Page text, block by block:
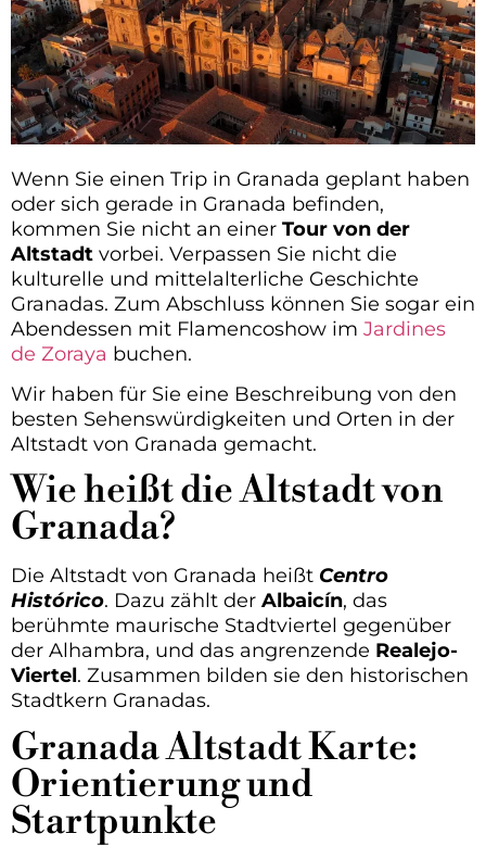
Wenn Sie einen Trip in Granada geplant haben
oder sich gerade in Granada befinden,
kommen Sie nicht an einer Tour von der
Altstadt vorbei. Verpassen Sie nicht die
kulturelle und mittelalterliche Geschichte
Granadas. Zum Abschluss können Sie sogar ein
Abendessen mit Flamencoshow im Jardines
de Zoraya buchen.
Wir haben für Sie eine Beschreibung von den
besten Sehenswürdigkeiten und Orten in der
Altstadt von Granada gemacht.
Wie heißt die Altstadt von
Granada?
Die Altstadt von Granada heißt Centro
Histórico. Dazu zählt der Albaicín, das
berühmte maurische Stadtviertel gegenüber
der Alhambra, und das angrenzende Realejo-
Viertel. Zusammen bilden sie den historischen
Stadtkern Granadas.
Granada Altstadt Karte:
Orientierung und
Startpunkte